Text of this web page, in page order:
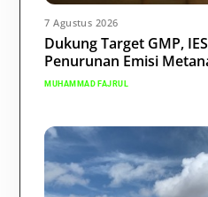
7 Agustus 2026
Dukung Target GMP,
Penurunan Emisi
MUHAMMAD FAJRUL